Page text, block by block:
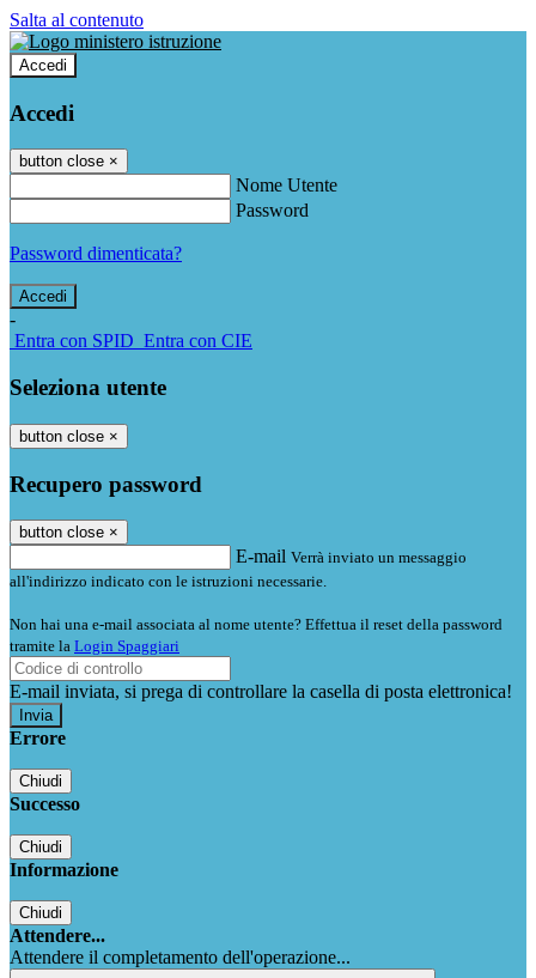
Salta al contenuto
Accedi
Accedi
button close ×
Nome Utente
Password
Password dimenticata?
-
Entra con SPID Entra con CIE
Seleziona utente
button close ×
Recupero password
button close ×
E-mail Verrà inviato un messaggio
all'indirizzo indicato con le istruzioni necessarie.
Non hai una e-mail associata al nome utente? Effettua il reset della password
tramite la Login Spaggiari
E-mail inviata, si prega di controllare la casella di posta elettronica!
Errore
Chiudi
Successo
Chiudi
Informazione
Chiudi
Attendere...
Attendere il completamento dell'operazione...